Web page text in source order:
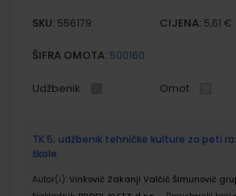
SKU: 556179 CIJENA: 5,61 €
ŠIFRA OMOTA: 500160
Udžbenik Omot
TK 5; udžbenik tehničke kulture za peti
škole
Autor(i): Vinković Zakanji Valčić Šimunović